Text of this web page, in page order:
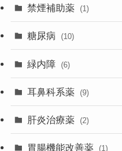
禁煙補助薬 (1)
糖尿病 (10)
緑内障 (6)
耳鼻科系薬 (9)
肝炎治療薬 (2)
胃腸機能改善薬 (1)